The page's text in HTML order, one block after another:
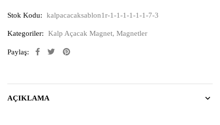
Stok Kodu: kalpacacaksablon1r-1-1-1-1-1-1-7-3
Kategoriler: Kalp Açacak Magnet, Magnetler
Paylaş:
AÇIKLAMA